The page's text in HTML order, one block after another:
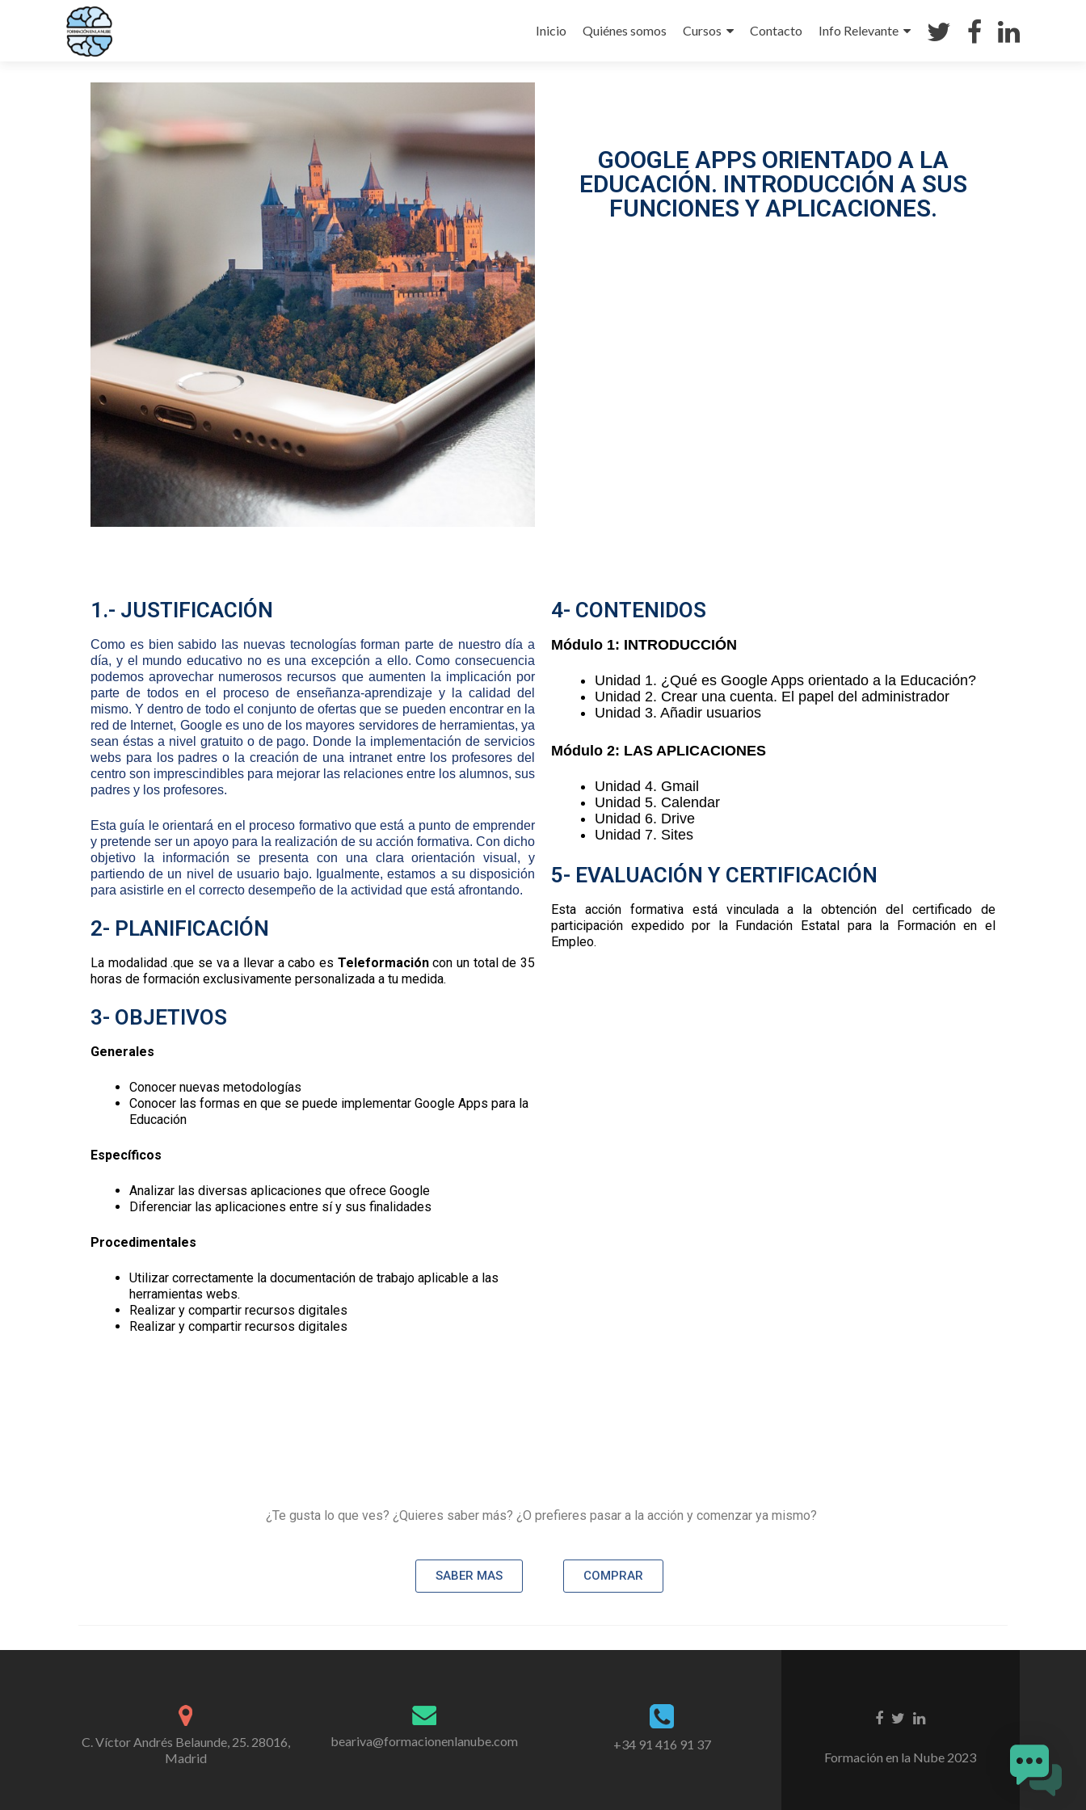
Inicio Quiénes somos Cursos Contacto Info Relevante
GOOGLE APPS ORIENTADO A LA
EDUCACIÓN. INTRODUCCIÓN A SUS
FUNCIONES Y APLICACIONES.
1.- JUSTIFICACIÓN
Como es bien sabido las nuevas tecnologías forman parte de nuestro día a
día, y el mundo educativo no es una excepción a ello. Como consecuencia
podemos aprovechar numerosos recursos que aumenten la implicación por
parte de todos en el proceso de enseñanza-aprendizaje y la calidad del
mismo. Y dentro de todo el conjunto de ofertas que se pueden encontrar en la
red de Internet, Google es uno de los mayores servidores de herramientas, ya
sean éstas a nivel gratuito o de pago. Donde la implementación de servicios
webs para los padres o la creación de una intranet entre los profesores del
centro son imprescindibles para mejorar las relaciones entre los alumnos, sus
padres y los profesores.
Esta guía le orientará en el proceso formativo que está a punto de emprender
y pretende ser un apoyo para la realización de su acción formativa. Con dicho
objetivo la información se presenta con una clara orientación visual, y
partiendo de un nivel de usuario bajo. Igualmente, estamos a su disposición
para asistirle en el correcto desempeño de la actividad que está afrontando.
2- PLANIFICACIÓN
La modalidad .que se va a llevar a cabo es Teleformacióncon un total de 35
horas de formación exclusivamente personalizada a tu medida.
3- OBJETIVOS
Generales
Conocer nuevas metodologías
Conocer las formas en que se puede implementar Google Apps para la
Educación
Específicos
Analizar las diversas aplicaciones que ofrece Google
Diferenciar las aplicaciones entre sí y sus finalidades
Procedimentales
Utilizar correctamente la documentación de trabajo aplicable a las
herramientas webs.
Realizar y compartir recursos digitales
Realizar y compartir recursos digitales
4- CONTENIDOS
Módulo 1: INTRODUCCIÓN
Unidad 1. ¿Qué es Google Apps orientado a la Educación?
Unidad 2. Crear una cuenta. El papel del administrador
Unidad 3. Añadir usuarios
Módulo 2: LAS APLICACIONES
Unidad 4. Gmail
Unidad 5. Calendar
Unidad 6. Drive
Unidad 7. Sites
5- EVALUACIÓN Y CERTIFICACIÓN
Esta acción formativa está vinculada a la obtención del certificado de
participación expedido por la Fundación Estatal para la Formación en el
Empleo.
¿Te gusta lo que ves? ¿Quieres saber más? ¿O prefieres pasar a la acción y comenzar ya mismo?
SABER MAS COMPRAR
C. Víctor Andrés Belaunde, 25. 28016,
Madrid
beariva@formacionenlanube.com +34 91 416 91 37
Enlace
EnlaceEnlace
Formación en la Nube 2023